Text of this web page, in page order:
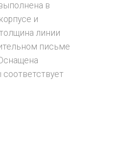
в
и
линии
письме